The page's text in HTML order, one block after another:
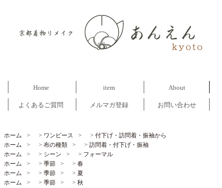
Home item About
よくあるご質問 メルマガ登録 お問い合わせ
ホーム > ワンピース >付下げ・訪問着・振袖から
ホーム
>布の種類 >訪問着・付下げ・振袖
ホーム
> シーン > フォーマル
ホーム
>季節 >春
ホーム
>季節 >夏
ホーム
>季節 >秋